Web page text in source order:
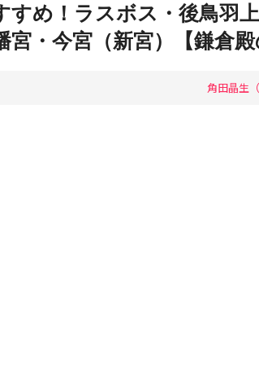
すめ！ラスボス・後鳥羽
・今宮（新宮）【鎌倉殿
角田晶生